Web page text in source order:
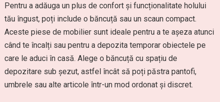
Pentru a adăuga un plus de confort și funcționalitate holului
tău îngust, poți include o băncuță sau un scaun compact.
Aceste piese de mobilier sunt ideale pentru a te așeza atunci
când te încalți sau pentru a depozita temporar obiectele pe
care le aduci în casă. Alege o băncuță cu spațiu de
depozitare sub șezut, astfel încât să poți păstra pantofi,
umbrele sau alte articole într-un mod ordonat și discret.